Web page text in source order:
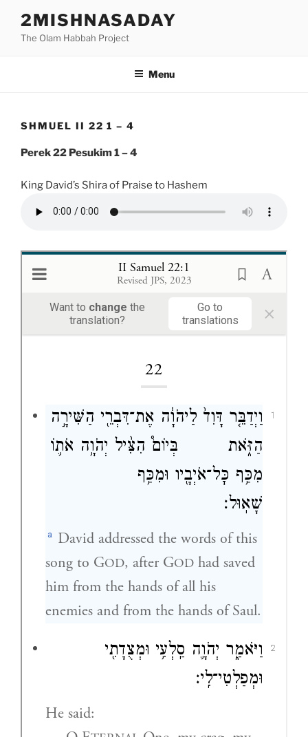
content
2MISHNASADAY
The Olam Habbah Project
Menu
SHMUEL II 22 1 – 4
Perek 22 Pesukim 1 – 4
King David’s Shira of Praise to Hashem